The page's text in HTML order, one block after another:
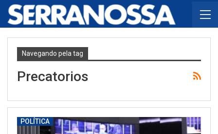
Navegando pela tag
Precatorios
POLÍTICA